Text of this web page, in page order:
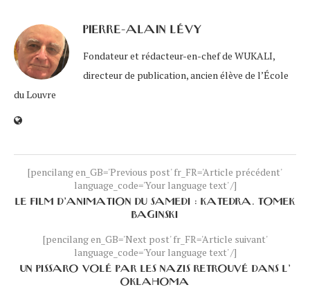
PIERRE-ALAIN LÉVY
Fondateur et rédacteur-en-chef de WUKALI,
directeur de publication, ancien élève de l’École
du Louvre
[pencilang en_GB='Previous post' fr_FR='Article précédent'
language_code='Your language text' /]
LE FILM D’ANIMATION DU SAMEDI : KATEDRA. TOMEK
BAGINSKI
[pencilang en_GB='Next post' fr_FR='Article suivant'
language_code='Your language text' /]
UN PISSARO VOLÉ PAR LES NAZIS RETROUVÉ DANS L’
OKLAHOMA